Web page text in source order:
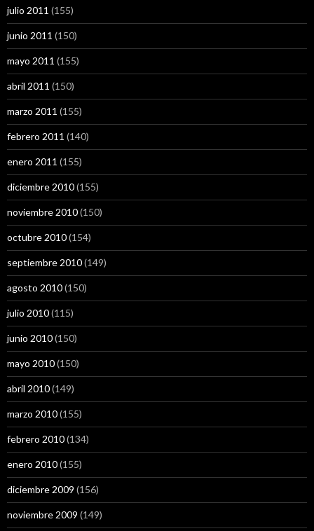
julio 2011 (155)
junio 2011 (150)
mayo 2011 (155)
abril 2011 (150)
marzo 2011 (155)
febrero 2011 (140)
enero 2011 (155)
diciembre 2010(155)
noviembre 2010(150)
octubre 2010(154)
septiembre 2010(149)
agosto 2010(150)
julio 2010(115)
junio 2010(150)
mayo 2010(150)
abril 2010(149)
marzo 2010(155)
febrero 2010(134)
enero 2010(155)
diciembre 2009 (156)
noviembre 2009 (149)